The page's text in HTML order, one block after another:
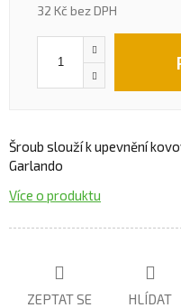
32 Kč bez DPH
Šroub slouží k upevnění
Garlando
Více o produktu
ZEPTAT SE HLÍDAT